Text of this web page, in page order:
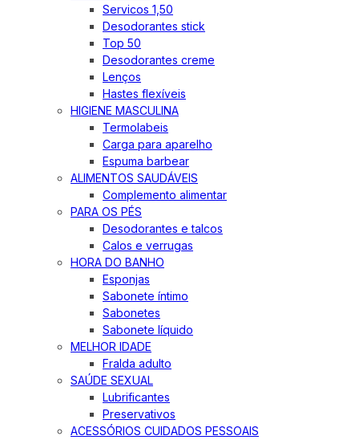
Servicos 1,50
Desodorantes stick
Top 50
Desodorantes creme
Lenços
Hastes flexíveis
HIGIENE MASCULINA
Termolabeis
Carga para aparelho
Espuma barbear
ALIMENTOS SAUDÁVEIS
Complemento alimentar
PARA OS PÉS
Desodorantes e talcos
Calos e verrugas
HORA DO BANHO
Esponjas
Sabonete íntimo
Sabonetes
Sabonete líquido
MELHOR IDADE
Fralda adulto
SAÚDE SEXUAL
Lubrificantes
Preservativos
ACESSÓRIOS CUIDADOS PESSOAIS